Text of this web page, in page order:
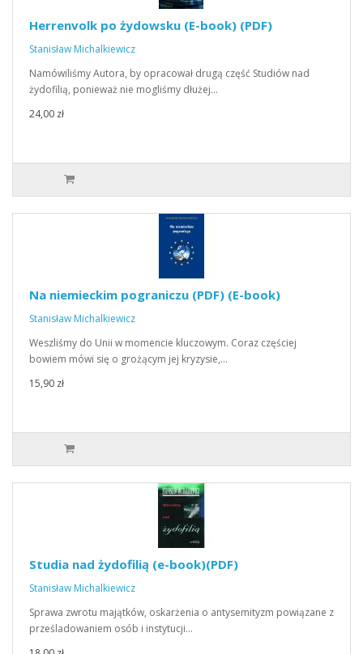
Herrenvolk po żydowsku (E-book) (PDF)
Stanisław Michalkiewicz
Namówiliśmy Autora, by opracował drugą część Studiów nad
żydofilią, ponieważ nie mogliśmy dłużej…
24,00 zł
Na niemieckim pograniczu (PDF) (E-book)
Stanisław Michalkiewicz
Weszliśmy do Unii w momencie kluczowym. Coraz częściej
bowiem mówi się o grożącym jej kryzysie,…
15,90 zł
Studia nad żydofilią (e-book)(PDF)
Stanisław Michalkiewicz
Sprawa zwrotu majątków, oskarżenia o antysemityzm powiązane z
prześladowaniem osób i instytucji…